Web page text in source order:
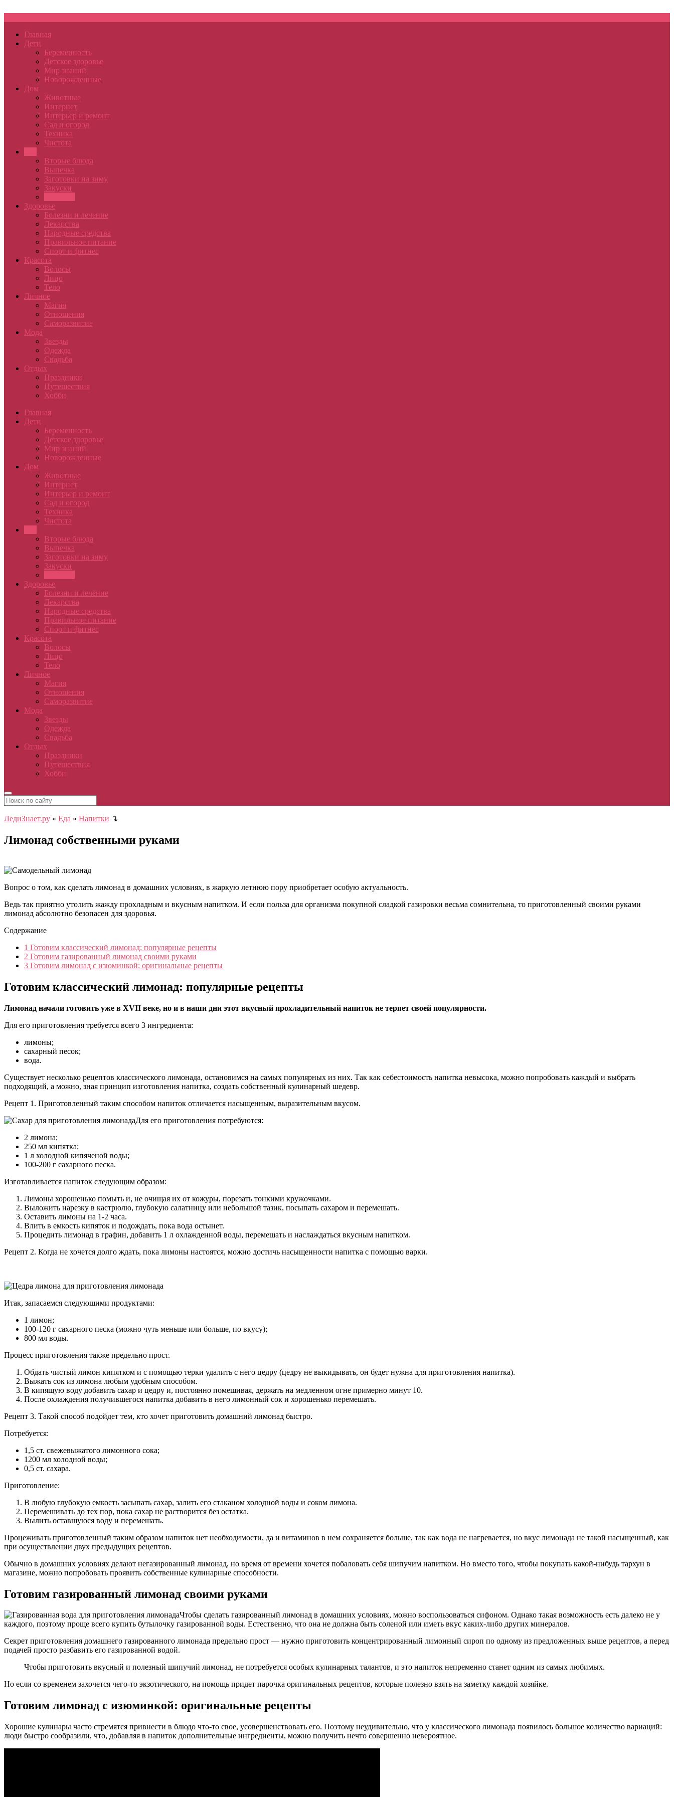
Главная
Дети
Беременность
Детское здоровье
Мир знаний
Новорожденные
Дом
Животные
Интернет
Интерьер и ремонт
Сад и огород
Техника
Чистота
Вторые блюда
Выпечка
Заготовки на зиму
Закуски
Здоровье
Болезни и лечение
Лекарства
Народные средства
Правильное питание
Спорт и фитнес
Красота
Волосы
Лицо
Тело
Личное
Магия
Отношения
Саморазвитие
Мода
Звезды
Одежда
Свадьба
Отдых
Праздники
Путешествия
Хобби
Главная
Дети
Беременность
Детское здоровье
Мир знаний
Новорожденные
Дом
Животные
Интернет
Интерьер и ремонт
Сад и огород
Техника
Чистота
Вторые блюда
Выпечка
Заготовки на зиму
Закуски
Здоровье
Болезни и лечение
Лекарства
Народные средства
Правильное питание
Спорт и фитнес
Красота
Волосы
Лицо
Тело
Личное
Магия
Отношения
Саморазвитие
Мода
Звезды
Одежда
Свадьба
Отдых
Праздники
Путешествия
Хобби
ЛедиЗнает.ру » Еда » Напитки ↴
Лимонад собственными руками
Вопрос о том, как сделать лимонад в домашних условиях, в жаркую летнюю пору приобретает особую актуальность.
Ведь так приятно утолить жажду прохладным и вкусным напитком. И если польза для организма покупной сладкой газировки весьма сомнительна, то приготовленный своими руками
лимонад абсолютно безопасен для здоровья.
Содержание
1 Готовим классический лимонад: популярные рецепты
2 Готовим газированный лимонад своими руками
3 Готовим лимонад с изюминкой: оригинальные рецепты
Готовим классический лимонад: популярные рецепты
Лимонад начали готовить уже в XVII веке, но и в наши дни этот вкусный прохладительный напиток не теряет своей популярности.
Для его приготовления требуется всего 3 ингредиента:
лимоны;
сахарный песок;
вода.
Существует несколько рецептов классического лимонада, остановимся на самых популярных из них. Так как себестоимость напитка невысока, можно попробовать каждый и выбрать
подходящий, а можно, зная принцип изготовления напитка, создать собственный кулинарный шедевр.
Рецепт 1. Приготовленный таким способом напиток отличается насыщенным, выразительным вкусом.
Для его приготовления потребуются:
2 лимона;
250 мл кипятка;
1 л холодной кипяченой воды;
100-200 г сахарного песка.
Изготавливается напиток следующим образом:
Лимоны хорошенько помыть и, не очищая их от кожуры, порезать тонкими кружочками.
Выложить нарезку в кастрюлю, глубокую салатницу или небольшой тазик, посыпать сахаром и перемешать.
Оставить лимоны на 1-2 часа.
Влить в емкость кипяток и подождать, пока вода остынет.
Процедить лимонад в графин, добавить 1 л охлажденной воды, перемешать и наслаждаться вкусным напитком.
Рецепт 2. Когда не хочется долго ждать, пока лимоны настоятся, можно достичь насыщенности напитка с помощью варки.
Итак, запасаемся следующими продуктами:
1 лимон;
100-120 г сахарного песка (можно чуть меньше или больше, по вкусу);
800 мл воды.
Процесс приготовления также предельно прост.
Обдать чистый лимон кипятком и с помощью терки удалить с него цедру (цедру не выкидывать, он будет нужна для приготовления напитка).
Выжать сок из лимона любым удобным способом.
В кипящую воду добавить сахар и цедру и, постоянно помешивая, держать на медленном огне примерно минут 10.
После охлаждения получившегося напитка добавить в него лимонный сок и хорошенько перемешать.
Рецепт 3. Такой способ подойдет тем, кто хочет приготовить домашний лимонад быстро.
Потребуется:
1,5 ст. свежевыжатого лимонного сока;
1200 мл холодной воды;
0,5 ст. сахара.
Приготовление:
В любую глубокую емкость засыпать сахар, залить его стаканом холодной воды и соком лимона.
Перемешивать до тех пор, пока сахар не растворится без остатка.
Вылить оставшуюся воду и перемешать.
Процеживать приготовленный таким образом напиток нет необходимости, да и витаминов в нем сохраняется больше, так как вода не нагревается, но вкус лимонада не такой насыщенный, как
при осуществлении двух предыдущих рецептов.
Обычно в домашних условиях делают негазированный лимонад, но время от времени хочется побаловать себя шипучим напитком. Но вместо того, чтобы покупать какой-нибудь тархун в
магазине, можно попробовать проявить собственные кулинарные способности.
Готовим газированный лимонад своими руками
Чтобы сделать газированный лимонад в домашних условиях, можно воспользоваться сифоном. Однако такая возможность есть далеко не у
каждого, поэтому проще всего купить бутылочку газированной воды. Естественно, что она не должна быть соленой или иметь вкус каких-либо других минералов.
Секрет приготовления домашнего газированного лимонада предельно прост — нужно приготовить концентрированный лимонный сироп по одному из предложенных выше рецептов, а перед
подачей просто разбавить его газированной водой.
Чтобы приготовить вкусный и полезный шипучий лимонад, не потребуется особых кулинарных талантов, и это напиток непременно станет одним из самых любимых.
Но если со временем захочется чего-то экзотического, на помощь придет парочка оригинальных рецептов, которые полезно взять на заметку каждой хозяйке.
Готовим лимонад с изюминкой: оригинальные рецепты
Хорошие кулинары часто стремятся привнести в блюдо что-то свое, усовершенствовать его. Поэтому неудивительно, что у классического лимонада появилось большое количество вариаций:
люди быстро сообразили, что, добавляя в напиток дополнительные ингредиенты, можно получить нечто совершенно невероятное.